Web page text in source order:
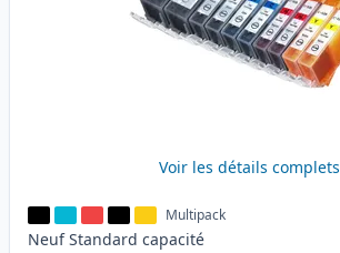
Voir les détails complets
Multipack
Neuf Standard capacité